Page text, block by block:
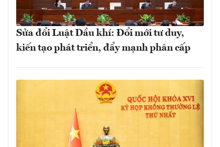
Sửa đổi Luật Dầu khí: Đổi mới tư duy,
kiến tạo phát triển, đẩy mạnh phân cấp